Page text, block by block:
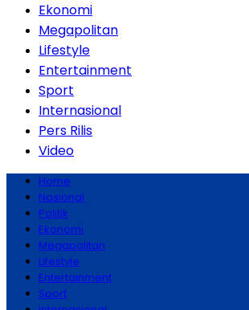
Ekonomi
Megapolitan
Lifestyle
Entertainment
Sport
Internasional
Pers Rilis
Video
Home
Nasional
Politik
Ekonomi
Megapolitan
Lifestyle
Entertainment
Sport